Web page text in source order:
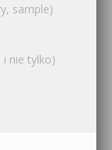
sample)
i nie tylko)